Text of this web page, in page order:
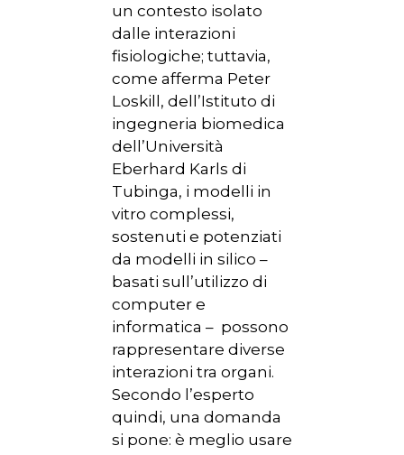
un contesto isolato
dalle interazioni
fisiologiche; tuttavia,
come afferma Peter
Loskill, dell’Istituto di
ingegneria biomedica
dell’Università
Eberhard Karls di
Tubinga, i modelli in
vitro complessi,
sostenuti e potenziati
da modelli in silico –
basati sull’utilizzo di
computer e
informatica – possono
rappresentare diverse
interazioni tra organi.
Secondo l’esperto
quindi, una domanda
si pone: è meglio usare